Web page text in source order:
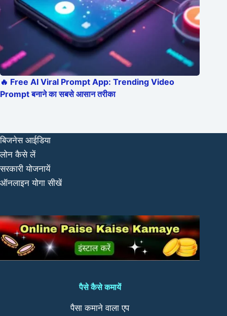
🔥 Free AI Viral Prompt App: Trending Video
Prompt बनाने का सबसे आसान तरीका
बिजनेस आईडिया
लोन कैसे लें
सरकारी योजनायें
ऑनलाइन योगा सीखें
पैसे कैसे कमायें
पैसा कमाने वाला एप